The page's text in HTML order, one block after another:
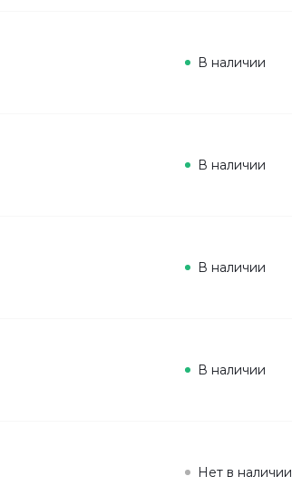
В наличии
В наличии
В наличии
В наличии
Нет в наличии